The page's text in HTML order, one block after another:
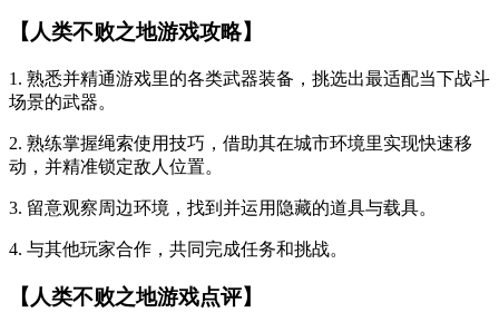
【人类不败之地游戏攻略】
1. 熟悉并精通游戏里的各类武器装备，挑选出最适配当下战斗
场景的武器。
2. 熟练掌握绳索使用技巧，借助其在城市环境里实现快速移
动，并精准锁定敌人位置。
3. 留意观察周边环境，找到并运用隐藏的道具与载具。
4. 与其他玩家合作，共同完成任务和挑战。
【人类不败之地游戏点评】